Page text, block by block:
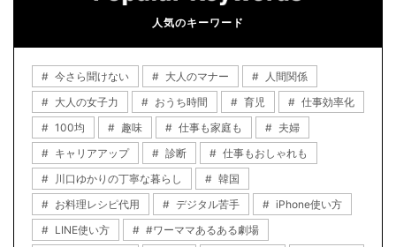
人気のキーワード
今さら聞けない 大人のマナー
人間関係
大人の女子力
おうち時間 育児
仕事効率化
100均
趣味 仕事も家庭も
夫婦
キャリアアップ
診断
仕事もおしゃれも
川口ゆかりの丁寧な暮らし
韓国
お料理レシピ代用
デジタル苦手
iPhone使い方
LINE使い方
#ワーママあるある劇場